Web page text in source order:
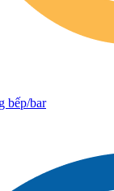
bếp/bar